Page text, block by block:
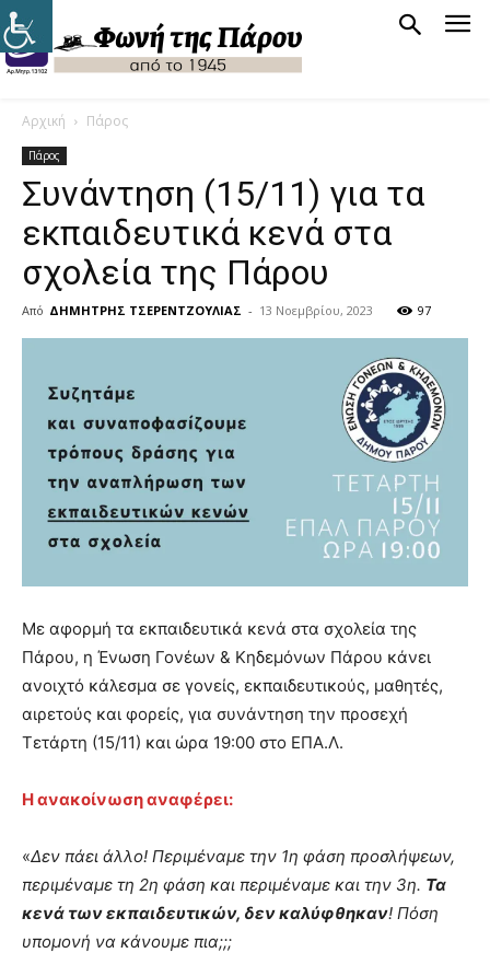
Αρχική Πάρος
Πάρος
Συνάντηση (15/11) για τα
εκπαιδευτικά κενά στα
σχολεία της Πάρου
Από ΔΗΜΗΤΡΗΣ ΤΣΕΡΕΝΤΖΟΥΛΙΑΣ - 13 Νοεμβρίου, 2023 97
Με αφορμή τα εκπαιδευτικά κενά στα σχολεία της
Πάρου, η Ένωση Γονέων & Κηδεμόνων Πάρου κάνει
ανοιχτό κάλεσμα σε γονείς, εκπαιδευτικούς, μαθητές,
αιρετούς και φορείς, για συνάντηση την προσεχή
Τετάρτη (15/11) και ώρα 19:00 στο ΕΠΑ.Λ.
Η ανακοίνωση αναφέρει:
«Δεν πάει άλλο! Περιμέναμε την 1η φάση προσλήψεων,
περιμέναμε τη 2η φάση και περιμέναμε και την 3η. Τα
κενά των εκπαιδευτικών, δεν καλύφθηκαν! Πόση
υπομονή να κάνουμε πια;;;